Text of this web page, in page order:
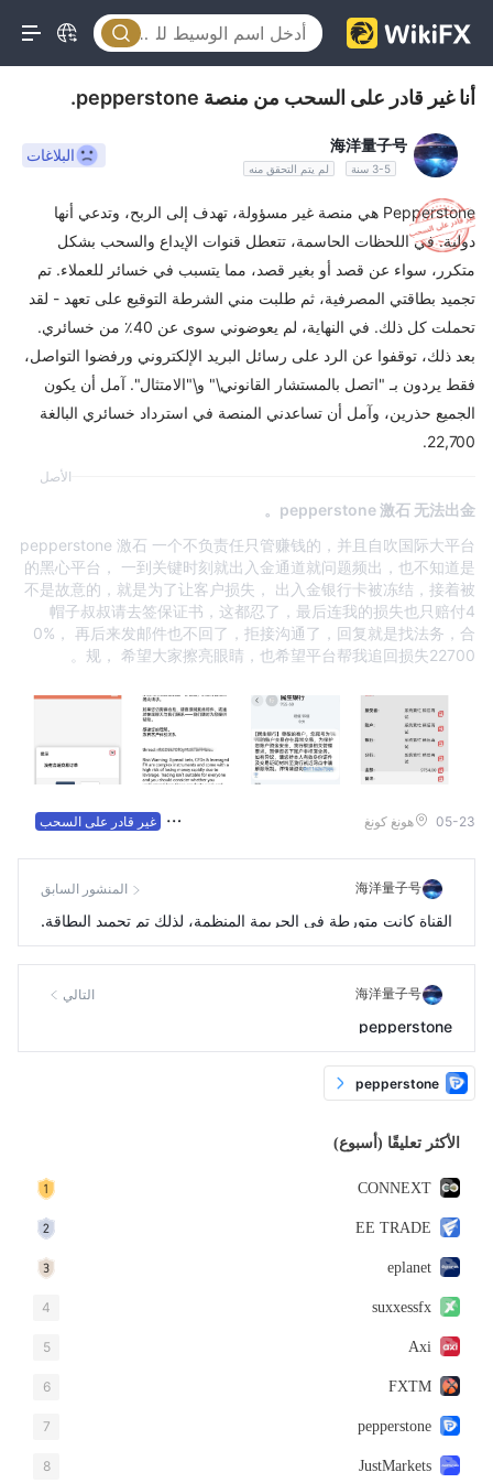
أنا غير قادر على السحب من منصة pepperstone.
海洋量子号
3-5 سنة لم يتم التحقق منه
البلاغات
Pepperstone هي منصة غير مسؤولة، تهدف إلى الربح، وتدعي أنها
دولية. في اللحظات الحاسمة، تتعطل قنوات الإيداع والسحب بشكل
متكرر، سواء عن قصد أو بغير قصد، مما يتسبب في خسائر للعملاء. تم
تجميد بطاقتي المصرفية، ثم طلبت مني الشرطة التوقيع على تعهد - لقد
تحملت كل ذلك. في النهاية، لم يعوضوني سوى عن 40٪ من خسائري.
بعد ذلك، توقفوا عن الرد على رسائل البريد الإلكتروني ورفضوا التواصل،
فقط يردون بـ "اتصل بالمستشار القانوني\" و\"الامتثال". آمل أن يكون
الجميع حذرين، وآمل أن تساعدني المنصة في استرداد خسائري البالغة
22,700.
الأصل
pepperstone 激石 无法出金。
pepperstone 激石 一个不负责任只管赚钱的，并且自吹国际大平台
的黑心平台， 一到关键时刻就出入金通道就问题频出，也不知道是
不是故意的，就是为了让客户损失， 出入金银行卡被冻结，接着被
帽子叔叔请去签保证书，这都忍了，最后连我的损失也只赔付4
0%， 再后来发邮件也不回了，拒接沟通了，回复就是找法务，合
规， 希望大家擦亮眼睛，也希望平台帮我追回损失22700。
05-23 هونغ كونغ غير قادر على السحب
海洋量子号 المنشور السابق
القناة كانت متورطة في الجريمة المنظمة، لذلك تم تجميد البطاقة.
海洋量子号 التالي
pepperstone
pepperstone
الأكثر تعليقًا (أسبوع)
CONNEXT
EE TRADE
eplanet
suxxessfx
4
Axi
5
FXTM
6
pepperstone
7
JustMarkets
8